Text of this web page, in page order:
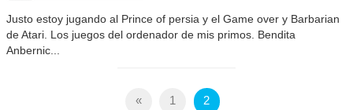
Justo estoy jugando al Prince of persia y el Game over y Barbarian
de Atari. Los juegos del ordenador de mis primos. Bendita
Anbernic...
« 1 2